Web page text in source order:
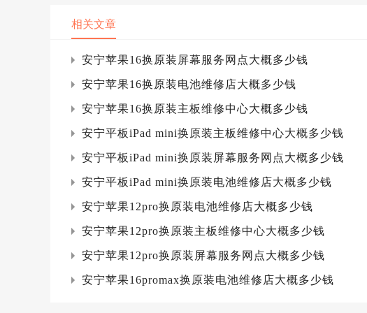
相关文章
安宁苹果16换原装屏幕服务网点大概多少钱
安宁苹果16换原装电池维修店大概多少钱
安宁苹果16换原装主板维修中心大概多少钱
安宁平板iPad mini换原装主板维修中心大概多少钱
安宁平板iPad mini换原装屏幕服务网点大概多少钱
安宁平板iPad mini换原装电池维修店大概多少钱
安宁苹果12pro换原装电池维修店大概多少钱
安宁苹果12pro换原装主板维修中心大概多少钱
安宁苹果12pro换原装屏幕服务网点大概多少钱
安宁苹果16promax换原装电池维修店大概多少钱